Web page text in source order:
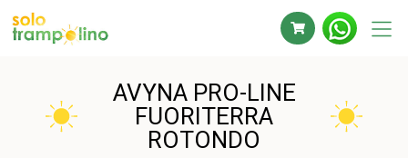
AVYNA PRO-LINE
FUORITERRA
ROTONDO